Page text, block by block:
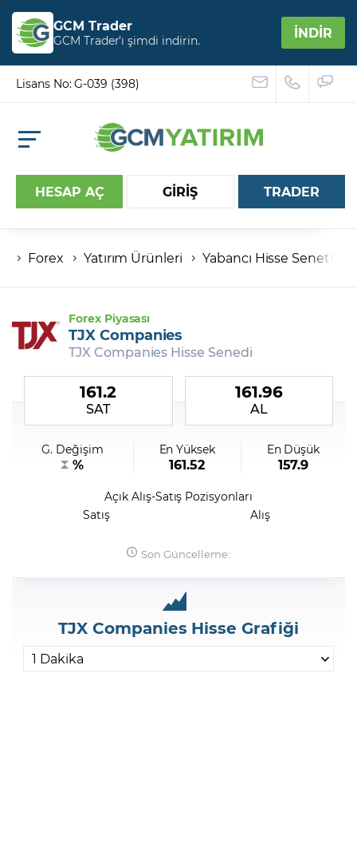
GCM Trader
GCM Trader’ı şimdi indirin. İNDİR
Lisans No: G-039 (398)
HESAP AÇ GİRİŞ
Hesap numaranız
Şifremi Unuttum
TRADER
Forex Yatırım Ürünleri Yabancı Hisse Senetleri
Forex Piyasası
TJX Companies
TJX Companies Hisse Senedi
161.2
SAT
161.96
AL
G. Değişim
%
En Yüksek
161.52
En Düşük
157.9
Açık Alış-Satış Pozisyonları
Satış
Alış
Son Güncelleme:
TJX Companies Hisse Grafiği